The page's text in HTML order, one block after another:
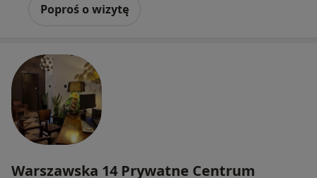
Poproś o wizytę
Warszawska 14 Prywatne Centrum